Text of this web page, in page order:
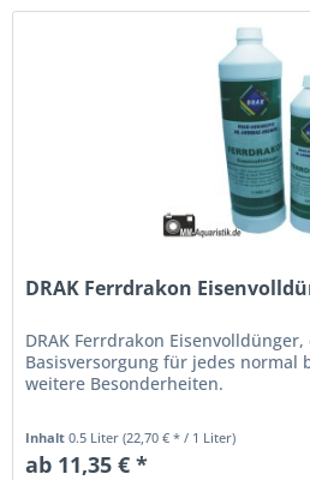
DRAK Ferrdrakon
DRAK Ferrdrakon
Basisversorgung für jedes normal
weitere Besonderheiten.
Inhalt0.5 Liter(22,70 € * / 1 Liter)
ab 11,35 € *